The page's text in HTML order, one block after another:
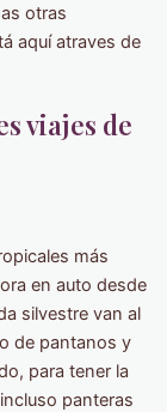
otras
aquí atraves de
viajes de
más
en auto desde
silvestre van al
de pantanos y
para tener la
panteras